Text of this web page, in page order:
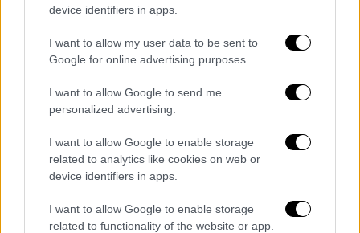
device identifiers in apps.
I want to allow my user data to be sent to
Google for online advertising purposes.
I want to allow Google to send me
personalized advertising.
I want to allow Google to enable storage
related to analytics like cookies on web or
device identifiers in apps.
I want to allow Google to enable storage
related to functionality of the website or app.